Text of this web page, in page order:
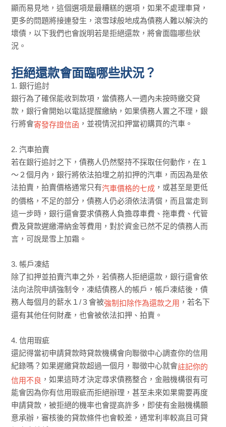
顯而易見地，這個選項是最糟糕的選項，如果不處理車貸，
更多的問題將接連發生，滾雪球般地成為債務人難以解決的
壞債，以下我們也會說明若是拒絕還款，將會面臨哪些狀
況。
拒絕還款會面臨哪些狀況？
1. 銀行追討
銀行為了確保能收到款項，當債務人一週內未按時繳交貸
款，銀行會開始以電話提醒繳納，如果債務人置之不理，銀
行將會寄發存證信函 ，並視情況扣押當初購買的汽車。
2. 汽車拍賣
若在銀行追討之下，債務人仍然堅持不採取任何動作，在１
～２個月內，銀行將依法拍埋之前扣押的汽車，而因為是依
法拍賣，拍賣價格通常只有汽車價格的七成 ，或甚至是更低
的價格，不足的部分，債務人仍必須依法清償，而且當走到
這一步時，銀行還會要求債務人負擔尋車費、拖車費、代管
費及貸款遲繳滯納金等費用，對於資金已然不足的債務人而
言，可說是雪上加霜。
3. 帳戶凍結
除了扣押並拍賣汽車之外，若債務人拒絕還款，銀行還會依
法向法院申請強制令，凍結債務人的帳戶，帳戶凍結後，債
務人每個月的薪水１/３會被強制扣除作為還款之用 ，若名下
還有其他任何財產，也會被依法扣押、拍賣。
4. 信用瑕疵
還記得當初申請貸款時貸款機構會向聯徵中心調查你的信用
紀錄嗎？如果遲繳貸款超過一個月，聯徵中心就會註記你的
信用不良 ，如果這時才決定尋求債務整合，金融機構很有可
能會因為你有信用瑕疵而拒絕辦理，甚至未來如果需要再度
申請貸款，被拒絕的機率也會提高許多，即使有金融機構願
意承辦，審核後的貸款條件也會較差，通常利率較高且可貸